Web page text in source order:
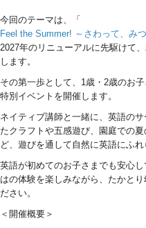
今回のテーマは、「
Feel the Summer! ～さわって、み
2027年のリニューアルに先駆けて
します。
その第一歩として、1歳・2歳のお
特別イベントを開催します。
ネイティブ講師と一緒に、英語の
たクラフトや五感遊び、園庭での
ど、遊びを通して自然に英語にふ
英語が初めてのお子さまでも安心
はの体験を楽しみながら、たかと
ださい。
＜ 開催概要 ＞